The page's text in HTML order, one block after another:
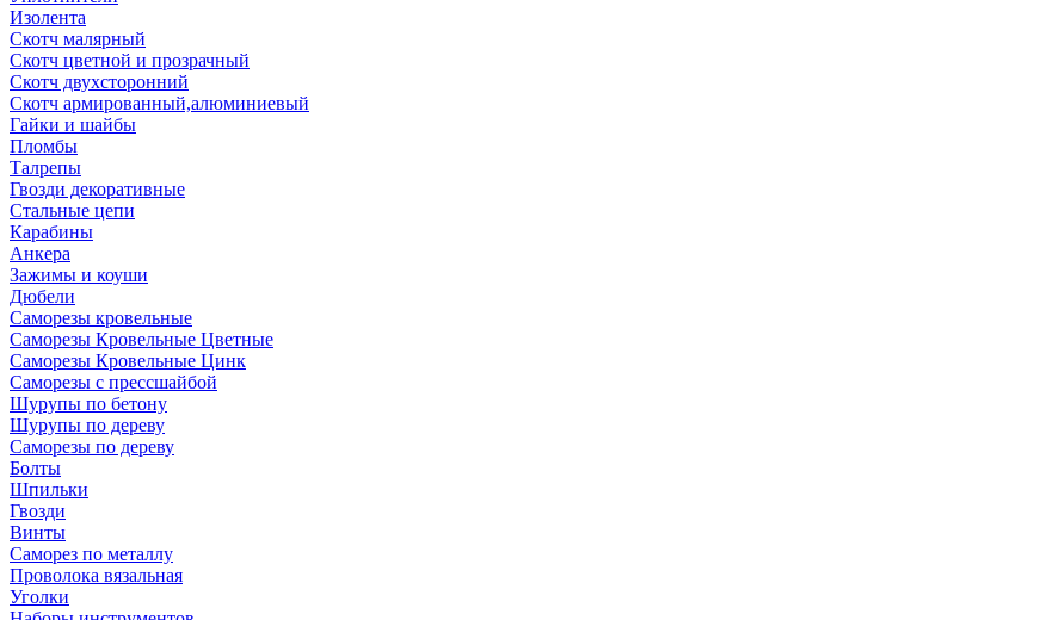
Изолента
Скотч малярный
Скотч цветной и прозрачный
Скотч двухсторонний
Скотч армированный,алюминиевый
Гайки и шайбы
Пломбы
Талрепы
Гвозди декоративные
Стальные цепи
Карабины
Анкера
Зажимы и коуши
Дюбели
Саморезы кровельные
Саморезы Кровельные Цветные
Саморезы Кровельные Цинк
Саморезы с прессшайбой
Шурупы по бетону
Шурупы по дереву
Саморезы по дереву
Болты
Шпильки
Гвозди
Винты
Саморез по металлу
Проволока вязальная
Уголки